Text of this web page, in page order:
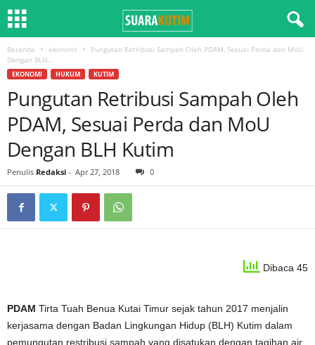
Beranda ekonomi
Pungutan Retribusi Sampah Oleh PDAM, Sesuai Perda dan MoU
Dengan BLH...
EKONOMI HUKUM KUTIM
Pungutan Retribusi Sampah Oleh
PDAM, Sesuai Perda dan MoU
Dengan BLH Kutim
Penulis Redaksi - Apr 27, 2018 0
Dibaca 45
PDAM Tirta Tuah Benua Kutai Timur sejak tahun 2017 menjalin
kerjasama dengan Badan Lingkungan Hidup (BLH) Kutim dalam
pemungutan restribusi sampah yang disatukan dengan tagihan air